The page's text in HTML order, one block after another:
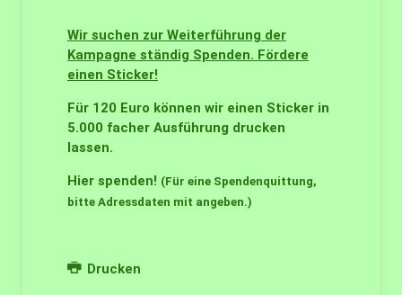
Wir suchen zur Weiterführung der
Kampagne ständig Spenden. Fördere
einen Sticker!
Für 120 Euro können wir einen Sticker in
5.000 facher Ausführung drucken
lassen.
Hier spenden! (Für eine Spendenquittung,
bitte Adressdaten mit angeben.)
Drucken